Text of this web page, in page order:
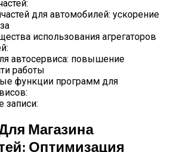
для автомобилей: ускорение
использования агрегаторов
автосервиса: повышение
работы
функции программ для
записи:
Магазина
Оптимизация